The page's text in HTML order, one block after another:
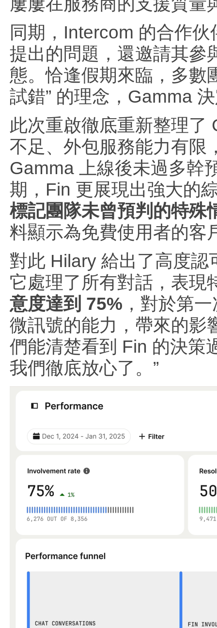
同期，Intercom 的合作
提出的問題，還邀請其參
態。恰逢假期來臨，多數
試錯” 的理念，Gamma
此次重啟徹底重新整理了
不足、外包服務能力有限
Gamma 上線後未過多幹
期，Fin 更展現出強大的
標記團隊未曾預判的特殊
料顯示為免費使用者的客
對此 Hilary 給出了高度認
它處理了所有對話，表現
意度達到 75% ，對於第
微訊號的能力，帶來的影
們能清楚看到 Fin 的決策
我們徹底放心了。”